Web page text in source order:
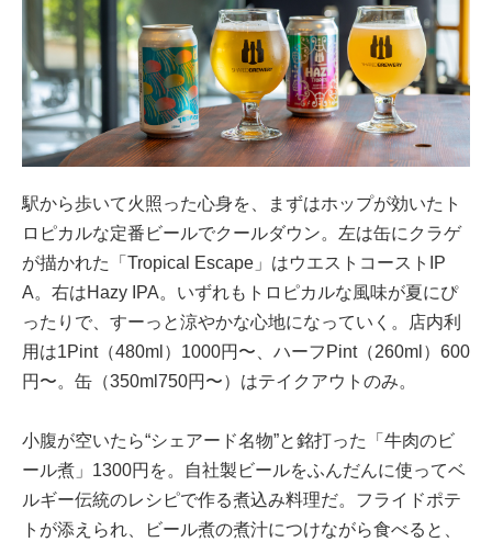
駅から歩いて火照った心身を、まずはホップが効いたト
ロピカルな定番ビールでクールダウン。左は缶にクラゲ
が描かれた「Tropical Escape」はウエストコーストIP
A。右はHazy IPA。いずれもトロピカルな風味が夏にぴ
ったりで、すーっと涼やかな心地になっていく。店内利
用は1Pint（480ml）1000円〜、ハーフPint（260ml）600
円〜。缶（350ml750円〜）はテイクアウトのみ。
小腹が空いたら“シェアード名物”と銘打った「牛肉のビ
ール煮」1300円を。自社製ビールをふんだんに使ってベ
ルギー伝統のレシピで作る煮込み料理だ。フライドポテ
トが添えられ、ビール煮の煮汁につけながら食べると、